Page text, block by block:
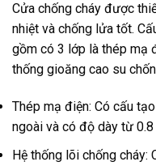
Cửa chống cháy được
nhiệt và chống lửa tốt.
gồm có 3 lớp là thép mạ
thống gioăng cao su
Thép mạ điện: Có cấu
ngoài và có độ dày từ
Hệ thống lõi chống cháy: